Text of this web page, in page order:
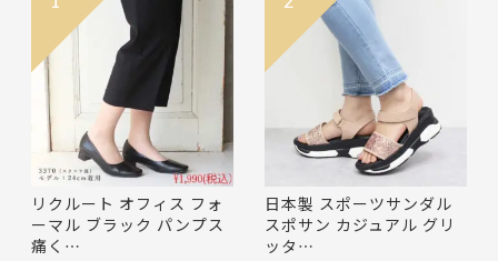
リクルート オフィス フォ
ーマル ブラック パンプス
痛く…
日本製 スポーツサンダル
スポサン カジュアル グリ
ッタ…